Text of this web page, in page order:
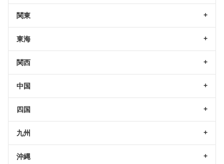
関東
東海
関西
中国
四国
九州
沖縄